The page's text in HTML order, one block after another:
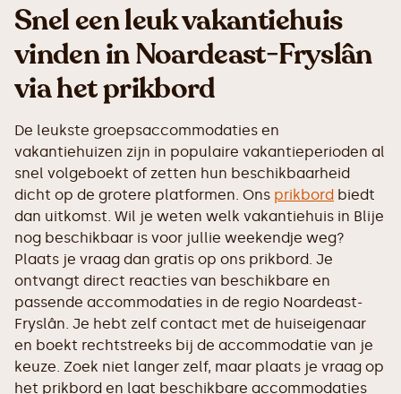
Snel een leuk vakantiehuis
vinden in Noardeast-Fryslân
via het prikbord
De leukste groepsaccommodaties en
vakantiehuizen zijn in populaire vakantieperioden al
snel volgeboekt of zetten hun beschikbaarheid
dicht op de grotere platformen. Ons prikbord biedt
dan uitkomst. Wil je weten welk vakantiehuis in Blije
nog beschikbaar is voor jullie weekendje weg?
Plaats je vraag dan gratis op ons prikbord. Je
ontvangt direct reacties van beschikbare en
passende accommodaties in de regio Noardeast-
Fryslân. Je hebt zelf contact met de huiseigenaar
en boekt rechtstreeks bij de accommodatie van je
keuze. Zoek niet langer zelf, maar plaats je vraag op
het prikbord en laat beschikbare accommodaties